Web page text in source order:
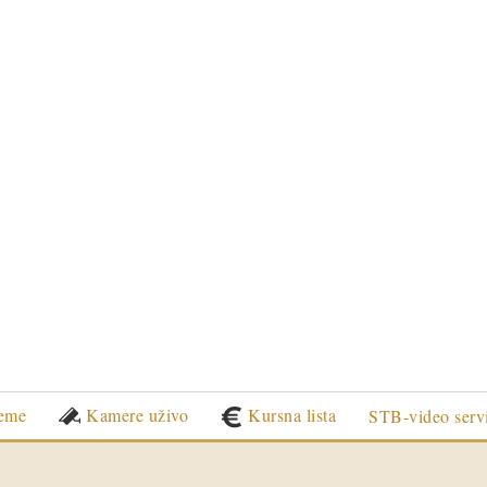
Kamere uživo Kursna lista STB-video